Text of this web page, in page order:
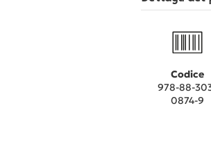
Codice
978-88-
0874-9